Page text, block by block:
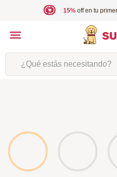
15%off en tu primer
¿Qué estás necesitando?